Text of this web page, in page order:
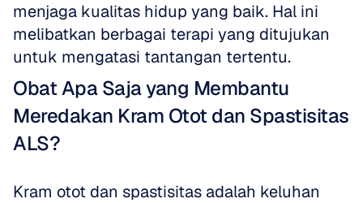
menjaga kualitas hidup yang baik. Hal ini
melibatkan berbagai terapi yang ditujukan
untuk mengatasi tantangan tertentu.
Obat Apa Saja yang Membantu
Meredakan Kram Otot dan Spastisitas
ALS?
Kram otot dan spastisitas adalah keluhan